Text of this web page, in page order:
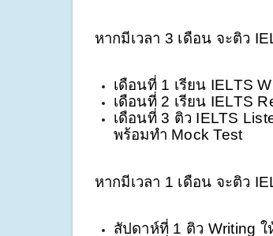
หากมีเวลา 3 เดือน จะติว
เดือนที่ 1 เรียน IELTS
เดือนที่ 2 เรียน IELTS
เดือนที่ 3 ติว IELTS
พร้อมทำ Mock Test
หากมีเวลา 1 เดือน จะติว
สัปดาห์ที่ 1 ติว Writing